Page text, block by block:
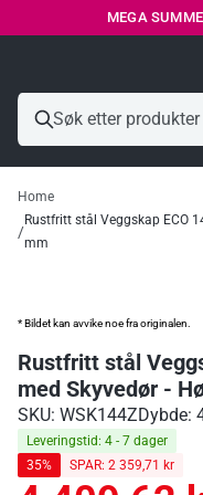
MEGA
Home
Rustfritt stål Veggskap ECO
mm
* Bildet kan avvike noe fra originalen.
Rustfritt stål
med Skyvedør -
SKU: WSK144ZDybde:
Leveringstid: 4 - 7 dager
35%
SPAR: 2 359,71 kr